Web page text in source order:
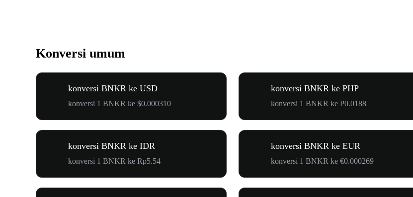
Konversi umum
konversi BNKR ke USD
konversi 1 BNKR ke $0.000310
konversi BNKR ke PHP
konversi 1 BNKR ke ₱0.0188
konversi BNKR ke IDR
konversi 1 BNKR ke Rp5.54
konversi BNKR ke EUR
konversi 1 BNKR ke €0.000269